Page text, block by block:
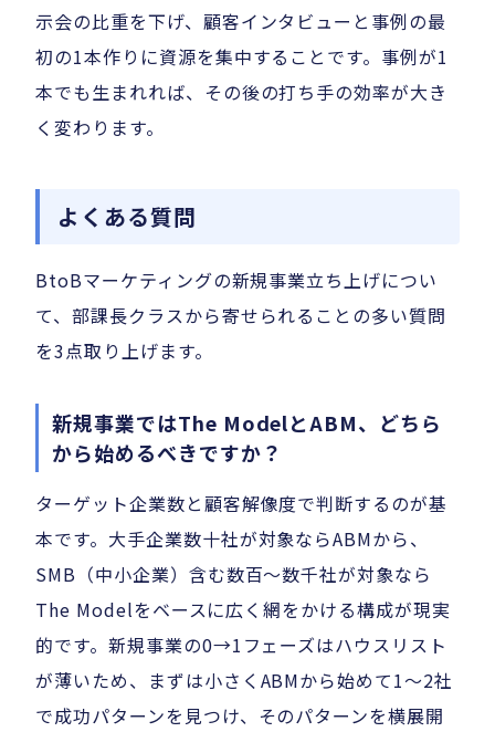
示会の比重を下げ、顧客インタビューと事例の最
初の1本作りに資源を集中することです。事例が1
本でも生まれれば、その後の打ち手の効率が大き
く変わります。
よくある質問
BtoBマーケティングの新規事業立ち上げについ
て、部課長クラスから寄せられることの多い質問
を3点取り上げます。
新規事業ではThe ModelとABM、どちら
から始めるべきですか？
ターゲット企業数と顧客解像度で判断するのが基
本です。大手企業数十社が対象ならABMから、
SMB（中小企業）含む数百〜数千社が対象なら
The Modelをベースに広く網をかける構成が現実
的です。新規事業の0→1フェーズはハウスリスト
が薄いため、まずは小さくABMから始めて1〜2社
で成功パターンを見つけ、そのパターンを横展開